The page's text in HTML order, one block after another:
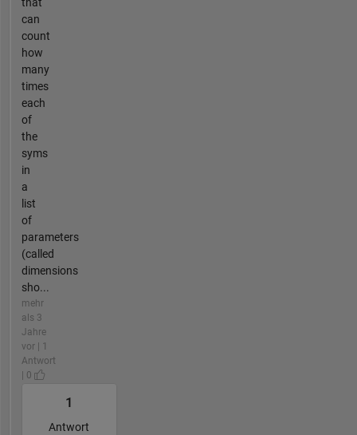
can
count
how
many
times
each
of
the
syms
in
a
list
of
parameters
(called
dimensions
sho...
mehr
als 3
Jahre
vor | 1
Antwort
| 0
1
Antwort